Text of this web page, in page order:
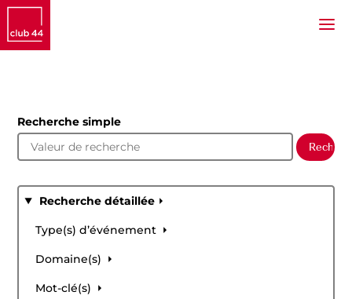
Recherche simple
Recherche détaillée
Type(s) d’événement
Domaine(s)
Mot-clé(s)